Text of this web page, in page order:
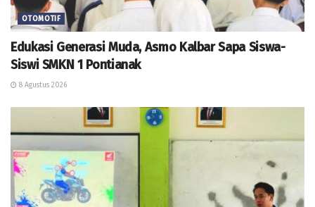
OTOMOTIF
Edukasi Generasi Muda, Asmo Kalbar Sapa Siswa-
Siswi SMKN 1 Pontianak
8 Agustus 2026